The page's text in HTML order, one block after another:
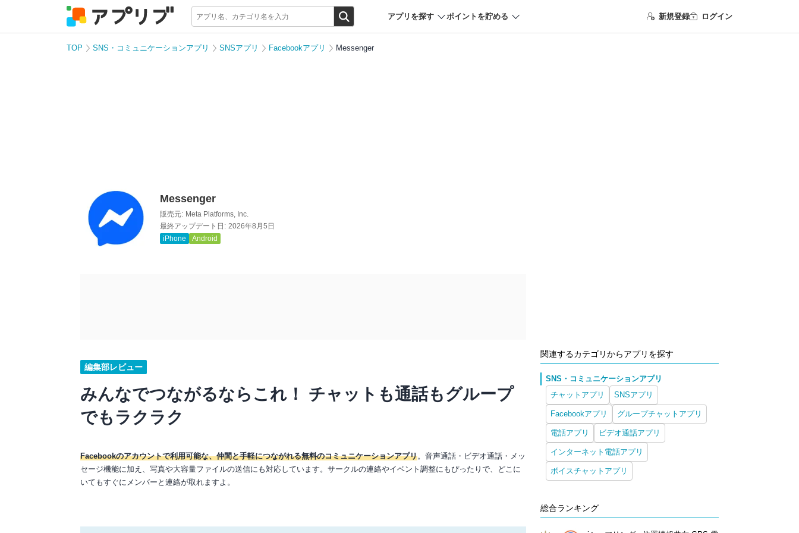
アプリを探す ポイントを貯める 新規登録 ログイン
TOP SNS・コミュニケーションアプリ SNSアプリ Facebookアプリ Messenger
Messenger
販売元: Meta Platforms, Inc.
最終アップデート日: 2026年8月5日
iPhone
Android
編集部レビュー
みんなでつながるならこれ！ チャットも通話もグループ
でもラクラク
Facebookのアカウントで利用可能な、仲間と手軽につながれる無料のコミュニケーションアプリ。音声通話・ビデオ通話・メッ
セージ機能に加え、写真や大容量ファイルの送信にも対応しています。サークルの連絡やイベント調整にもぴったりで、どこに
いてもすぐにメンバーと連絡が取れますよ。
関連するカテゴリからアプリを探す
SNS・コミュニケーションアプリ
チャットアプリ
SNSアプリ
Facebookアプリ グループチャットアプリ
電話アプリ ビデオ通話アプリ
インターネット電話アプリ
ボイスチャットアプリ
総合ランキング